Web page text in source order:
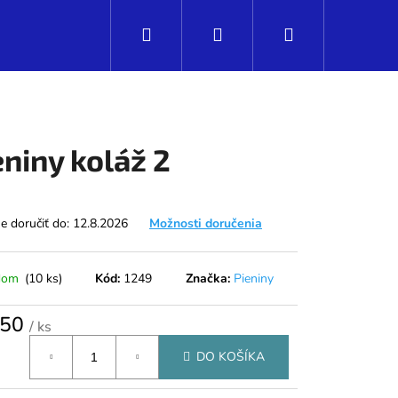
Prihlásenie
koláž 2
doručiť do: 12.8.2026 Možnosti doručenia
(10 ks) Kód: 1249 Značka: Pieniny
/ ks
DO KOŠÍKA
Nasledujúce